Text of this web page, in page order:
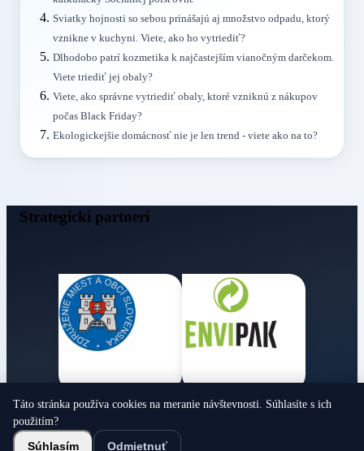
Sviatky hojnosti so sebou prinášajú aj množstvo odpadu, ktorý
vznikne v kuchyni. Viete, ako ho vytriediť?
Dlhodobo patrí kozmetika k najčastejším vianočným darčekom.
Viete triediť jej obaly?
Viete, ako správne vytriediť obaly, ktoré vzniknú z nákupov
počas Black Friday?
Ekologickejšie domácnosť nie je len trend - viete ako na to?
Strategickí partneri
Obecné noviny
© 2026 Všetky práva vyhradené
Táto stránka používa cookies na meranie návštevnosti. Súhlasíte s ich
použitím?
Súhlasím Odmietnuť